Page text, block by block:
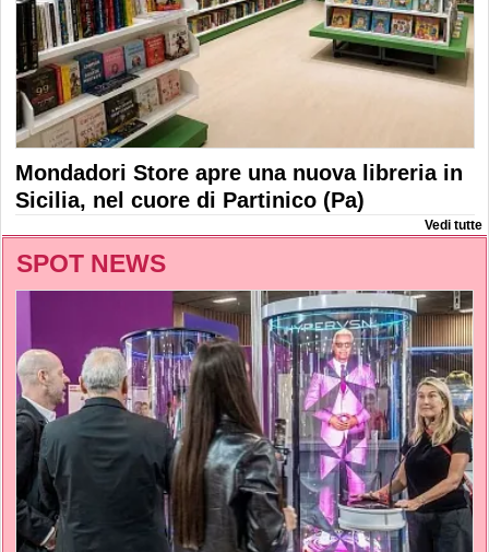
Mondadori Store apre una nuova libreria in
Sicilia, nel cuore di Partinico (Pa)
Vedi tutte
SPOT NEWS